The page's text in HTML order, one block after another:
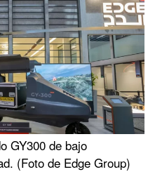
GY300 de bajo
(Foto de Edge Group)